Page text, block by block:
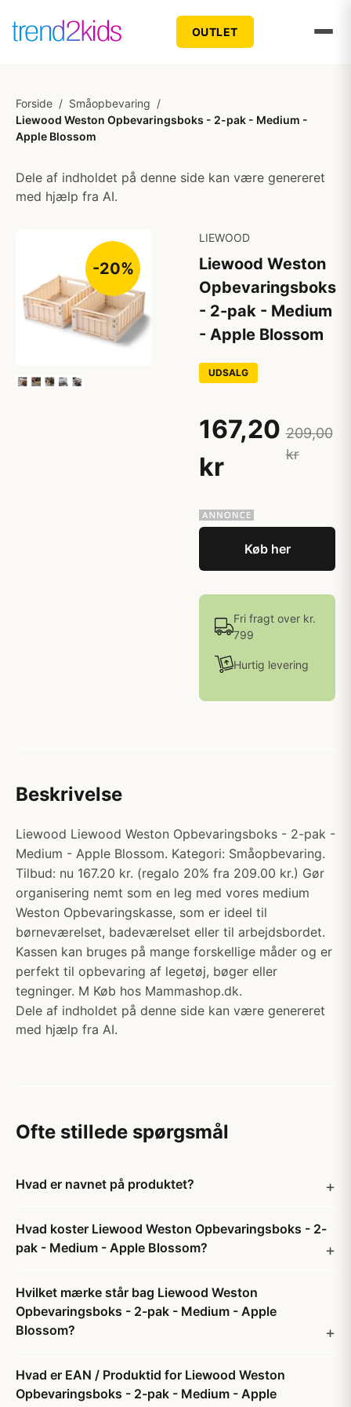
OUTLET
Forside / Småopbevaring /
Liewood Weston Opbevaringsboks - 2-pak - Medium -
Apple Blossom
Dele af indholdet på denne side kan være genereret
med hjælp fra AI.
-20%
LIEWOOD
Liewood Weston
Opbevaringsboks
- 2-pak - Medium
- Apple Blossom
UDSALG
167,20
kr
209,00
kr
Køb her
Fri fragt over kr.
799
Hurtig levering
Beskrivelse
Liewood Liewood Weston Opbevaringsboks - 2-pak -
Medium - Apple Blossom. Kategori: Småopbevaring.
Tilbud: nu 167.20 kr. (regalo 20% fra 209.00 kr.) Gør
organisering nemt som en leg med vores medium
Weston Opbevaringskasse, som er ideel til
børneværelset, badeværelset eller til arbejdsbordet.
Kassen kan bruges på mange forskellige måder og er
perfekt til opbevaring af legetøj, bøger eller
tegninger. M Køb hos Mammashop.dk.
Dele af indholdet på denne side kan være genereret
med hjælp fra AI.
Ofte stillede spørgsmål
Hvad er navnet på produktet?
Hvad koster Liewood Weston Opbevaringsboks - 2-
pak - Medium - Apple Blossom?
Hvilket mærke står bag Liewood Weston
Opbevaringsboks - 2-pak - Medium - Apple
Blossom?
Hvad er EAN / Produktid for Liewood Weston
Opbevaringsboks - 2-pak - Medium - Apple